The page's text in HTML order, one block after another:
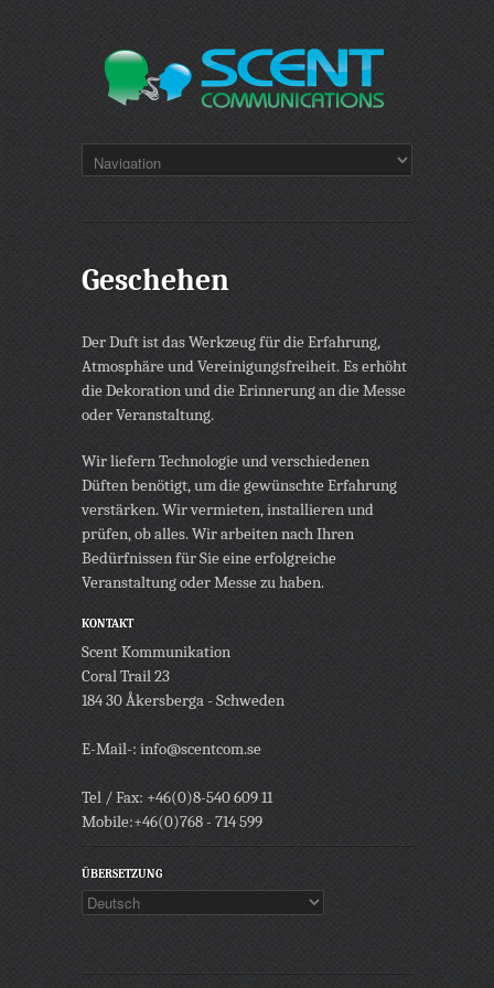
Geschehen
Der Duft ist das Werkzeug für die Erfahrung,
Atmosphäre und Vereinigungsfreiheit. Es erhöht
die Dekoration und die Erinnerung an die Messe
oder Veranstaltung.
Wir liefern Technologie und verschiedenen
Düften benötigt, um die gewünschte Erfahrung
verstärken. Wir vermieten, installieren und
prüfen, ob alles. Wir arbeiten nach Ihren
Bedürfnissen für Sie eine erfolgreiche
Veranstaltung oder Messe zu haben.
KONTAKT
Scent Kommunikation
Coral Trail 23
184 30 Åkersberga - Schweden
E-Mail-: info@scentcom.se
Tel / Fax: +46(0)8-540 609 11
Mobile:+46(0)768 - 714 599
ÜBERSETZUNG